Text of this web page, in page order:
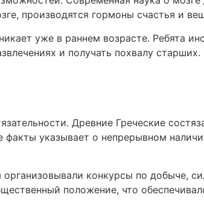
производятся гормоны счастья и
уже в раннем возрасте. Ребята
и получать похвалу
Древние Греческие
указывает о непрерывном
конкурсы по добыче,
положение, что